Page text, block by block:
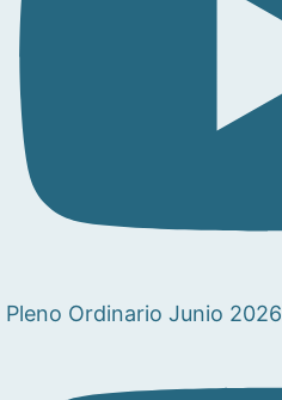
Pleno Ordinario Junio 2026